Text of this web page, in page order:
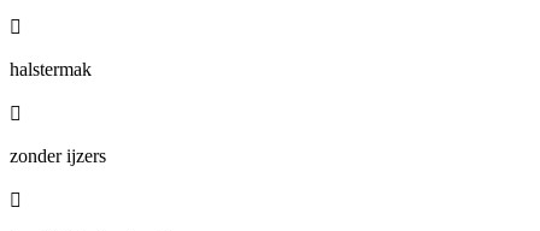

halstermak

zonder ijzers
